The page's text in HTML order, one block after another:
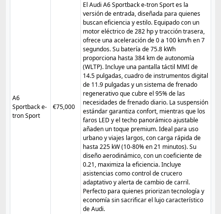
A6
Sportback e-
tron Sport
€75,000
El Audi A6 Sportback e-tron Sport es la
versión de entrada, diseñada para quienes
buscan eficiencia y estilo. Equipado con un
motor eléctrico de 282 hp y tracción trasera,
ofrece una aceleración de 0 a 100 km/h en 7
segundos. Su batería de 75.8 kWh
proporciona hasta 384 km de autonomía
(WLTP). Incluye una pantalla táctil MMI de
14.5 pulgadas, cuadro de instrumentos digital
de 11.9 pulgadas y un sistema de frenado
regenerativo que cubre el 95% de las
necesidades de frenado diario. La suspensión
estándar garantiza confort, mientras que los
faros LED y el techo panorámico ajustable
añaden un toque premium. Ideal para uso
urbano y viajes largos, con carga rápida de
hasta 225 kW (10-80% en 21 minutos). Su
diseño aerodinámico, con un coeficiente de
0.21, maximiza la eficiencia. Incluye
asistencias como control de crucero
adaptativo y alerta de cambio de carril.
Perfecto para quienes priorizan tecnología y
economía sin sacrificar el lujo característico
de Audi.